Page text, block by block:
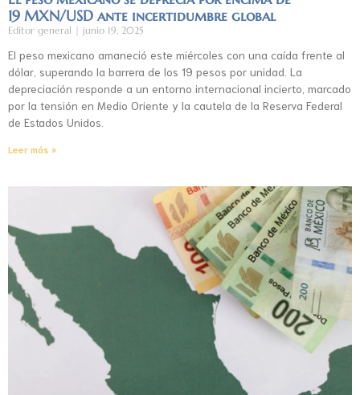
19 MXN/USD ante incertidumbre global
Editor general junio 19, 2025
El peso mexicano amaneció este miércoles con una caída frente al
dólar, superando la barrera de los 19 pesos por unidad. La
depreciación responde a un entorno internacional incierto, marcado
por la tensión en Medio Oriente y la cautela de la Reserva Federal
de Estados Unidos.
Leer más »